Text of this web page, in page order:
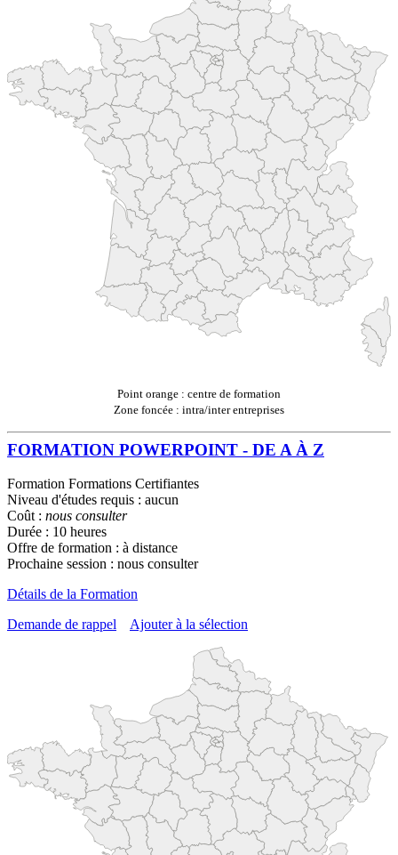
Point orange : centre de formation
Zone foncée : intra/inter entreprises
FORMATION POWERPOINT - DE A À Z
Formation Formations Certifiantes
Niveau d'études requis : aucun
Coût : nous consulter
Durée : 10 heures
Offre de formation : à distance
Prochaine session : nous consulter
Détails de la Formation
Demande de rappel
Ajouter à la sélection